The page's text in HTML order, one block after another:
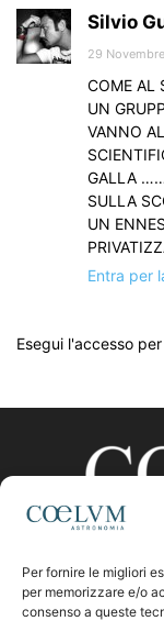
Per fornire le migliori
per memorizzare e/o
consenso a queste
Silvio
29
COME AL
UN
VANNO
GALLA ……
SULLA
UN
Entra per
Esegui l'accesso